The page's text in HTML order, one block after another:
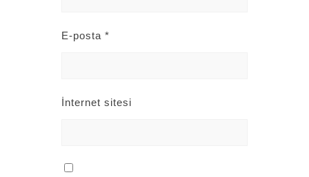
E-posta *
İnternet sitesi